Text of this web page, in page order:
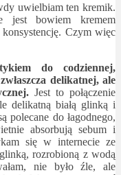
uwielbiam ten kremik.
jest bowiem kremem
Czym więc
do codziennej,
delikatnej, ale
Jest to połączenie
delikatną białą glinką i
polecane do łagodnego,
absorbują sebum i
się w internecie ze
rozrobioną z wodą
nie było źle, ale